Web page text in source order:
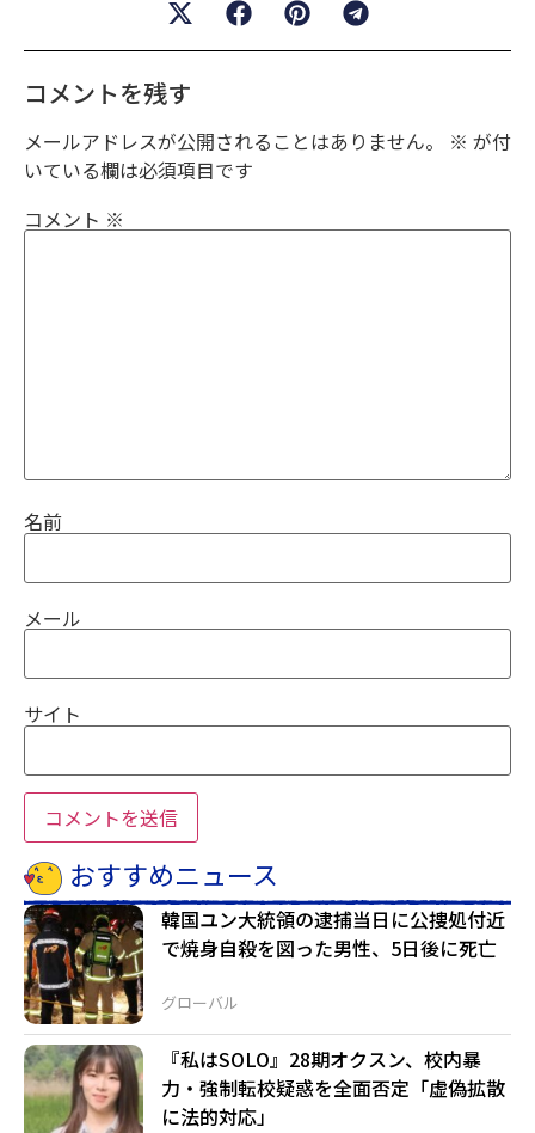
コメントを残す
メールアドレスが公開されることはありません。 ※ が付
いている欄は必須項目です
コメント ※
名前
メール
サイト
おすすめニュース
グローバル
韓国ユン大統領の逮捕当日に公捜処付近
で焼身自殺を図った男性、5日後に死亡
『私はSOLO』28期オクスン、校内暴
力・強制転校疑惑を全面否定「虚偽拡散
に法的対応」